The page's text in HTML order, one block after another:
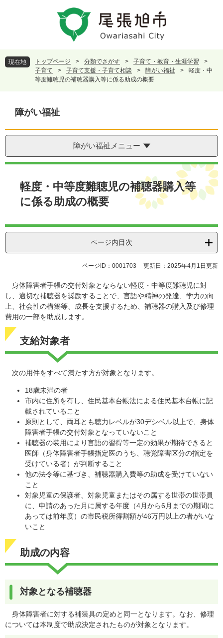
頭
で
飛
ば
現在地 トップページ > 分類でさがす > 子育て・教育・生涯学習
>
子育て
> 子育て支援・子育て相談 > 障がい福祉 >
軽度・中
等度難聴児の補聴器購入等に係る助成の概要
障がい福祉
障がい福祉メニュー
本
軽度・中等度難聴児の補聴器購入等
に係る助成の概要
ページ内目次
ページID：0001703 更新日：2025年4月1日更新
身体障害者手帳の交付対象とならない軽度・中等度難聴児に対
し、適切な補聴器を奨励することで、言語や精神の発達、学力の向
上、社会性の構築等、成長を支援するため、補聴器の購入及び修理
費用の一部を助成します。
支給対象者
次の用件をすべて満たす方が対象となります。
18歳未満の者
市内に住所を有し、住民基本台帳法による住民基本台帳に記
載されていること
原則として、両耳とも聴力レベルが30デシベル以上で、身体
障害者手帳の交付対象となっていないこと
補聴器の装用により言語の習得等一定の効果が期待できると
医師（身体障害者手帳指定医のうち、聴覚障害区分の指定を
受けている者）が判断すること
他の法令等に基づき、補聴器購入費等の助成を受けていない
こと
対象児童の保護者、対象児童またはその属する世帯の世帯員
に、申請のあった月に属する年度（4月から6月までの期間に
あっては前年度）の市民税所得割額が46万円以上の者がいな
いこと
助成の内容
対象となる補聴器
身体障害者に対する補装具の定めと同一となります。なお、修理
については本制度で助成決定されたものが対象となります。